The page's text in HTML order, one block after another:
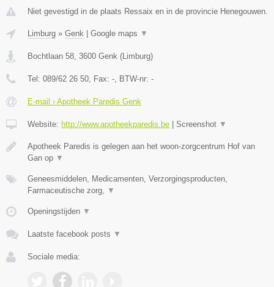
Niet gevestigd in de plaats Ressaix en in de provincie Henegouwen.
Limburg » Genk Google maps ▼
Bochtlaan 58, 3600 Genk (Limburg)
Tel: 089/62 26 50, Fax: -, BTW-nr: -
E-mail › Apotheek Paredis Genk
Website: http://www.apotheekparedis.be Screenshot ▼
Apotheek Paredis is gelegen aan het woon-zorgcentrum Hof van
Gan op ▼
Geneesmiddelen, Medicamenten, Verzorgingsproducten,
Farmaceutische zorg, ▼
Openingstijden ▼
Laatste facebook posts ▼
Sociale media: